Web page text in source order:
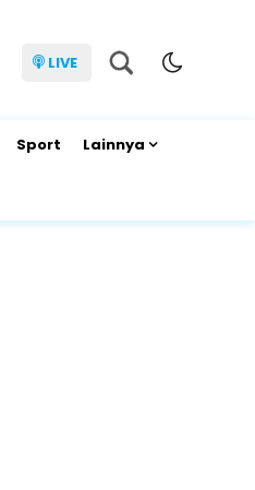
LIVE
Sport Lainnya